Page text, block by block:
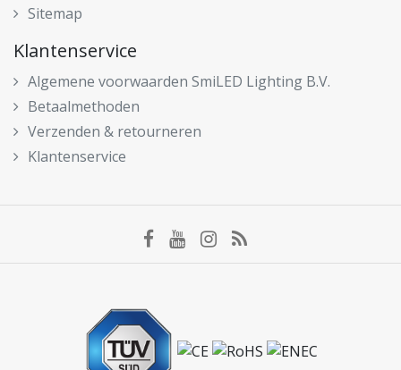
Sitemap
Klantenservice
Algemene voorwaarden SmiLED Lighting B.V.
Betaalmethoden
Verzenden & retourneren
Klantenservice